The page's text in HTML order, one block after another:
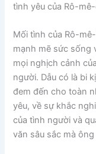
tình yêu của Rô-
Mối tình của Rô-
mạnh mẽ sức sống
mọi nghịch cảnh
người. Dẫu có là bi
đem đến cho toàn
yêu, về sự khắc
của tình người và
văn sâu sắc mà